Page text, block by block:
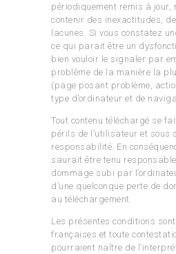
périodiquement remis à jour,
contenir des inexactitudes,
lacunes. Si vous constatez
ce qui parait être un
bien vouloir le signaler par
problème de la manière la
(page posant problème,
type d’ordinateur et de
Tout contenu téléchargé se
périls de l’utilisateur et sous
responsabilité. En
saurait être tenu responsable
dommage subi par
d’une quelconque perte de
au téléchargement.
Les présentes conditions
françaises et toute
pourraient naître de